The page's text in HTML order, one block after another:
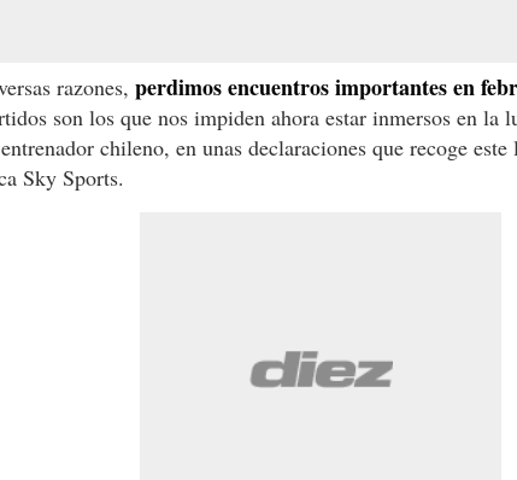
razones, perdimos encuentros importantes en
son los que nos impiden ahora estar inmersos en la
chileno, en unas declaraciones que recoge este
Sky Sports.